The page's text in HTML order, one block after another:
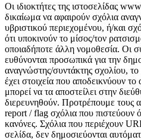
Οι ιδιοκτήτες της ιστοσελίδας
δικαίωμα να αφαιρούν σχόλια
υβριστικού περιεχομένου, ή/και
ότι υποκινούν το μίσος/τον
οποιαδήποτε άλλη νομοθεσία. Οι
ευθύνονται προσωπικά για την
αναγνώστης/συντάκτης σχολίου, το
έχει στοιχεία που αποδεικνύουν
μπορεί να τα αποστείλει στην
διερευνηθούν. Προτρέπουμε τους
report / flag σχόλια που πιστεύουν
κανόνες. Σχόλια που περιέχουν
σελίδα, δεν δημοσιεύονται